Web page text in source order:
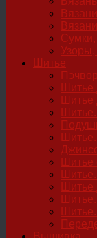
Сумки,
Узоры,
Шитье